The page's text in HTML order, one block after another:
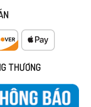
THƯƠNG